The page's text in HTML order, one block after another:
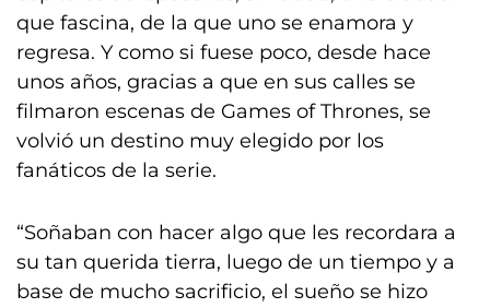
que fascina, de la que uno se enamora y
regresa. Y como si fuese poco, desde hace
unos años, gracias a que en sus calles se
filmaron escenas de Games of Thrones, se
volvió un destino muy elegido por los
fanáticos de la serie.
“Soñaban con hacer algo que les recordara a
su tan querida tierra, luego de un tiempo y a
base de mucho sacrificio, el sueño se hizo